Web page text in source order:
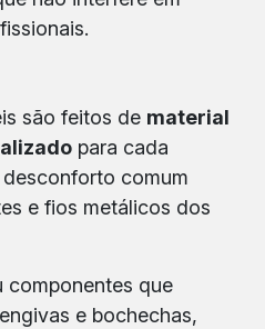
são feitos de material
para cada
comum
e fios metálicos dos
componentes que
e bochechas,